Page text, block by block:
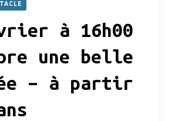
à 16h00
une belle
– à partir